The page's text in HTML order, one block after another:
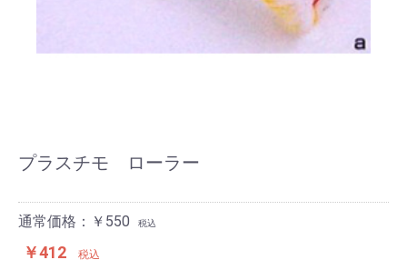
プラスチモ ローラー
通常価格：￥550 税込
￥412 税込